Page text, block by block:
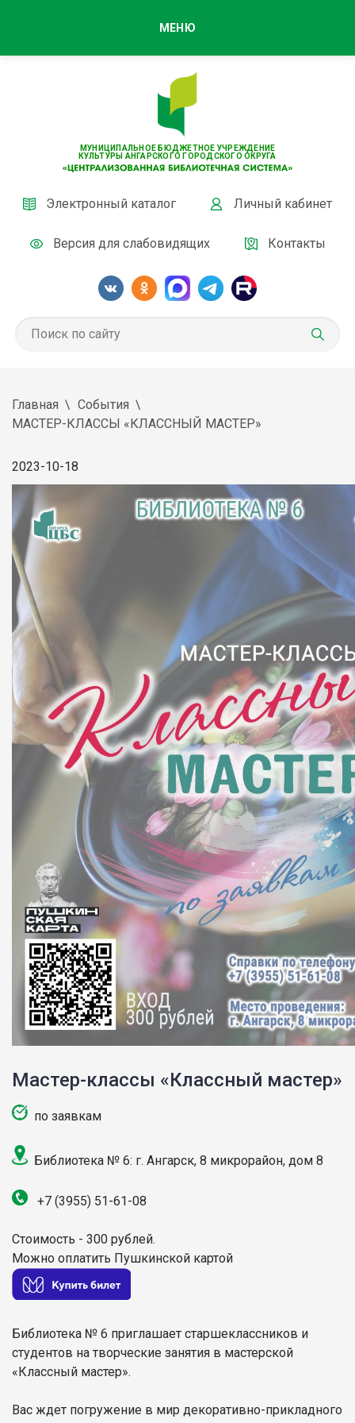
МУНИЦИПАЛЬНОЕ БЮДЖЕТНОЕ УЧРЕЖДЕНИЕ
КУЛЬТУРЫ АНГАРСКОГО ГОРОДСКОГО ОКРУГА
Электронный каталог Личный кабинет
Версия для слабовидящих Контакты
МЕНЮ
Главная
События
МАСТЕР-КЛАССЫ «КЛАССНЫЙ МАСТЕР»
2023-10-18
Мастер-классы «Классный мастер»
по заявкам
Библиотека № 6: г. Ангарск, 8 микрорайон, дом 8
+7 (3955) 51-61-08
Стоимость - 300 рублей.
Можно оплатить Пушкинской картой
Библиотека № 6 приглашает старшеклассников и
студентов на творческие занятия в мастерской
«Классный мастер».
Вас ждет погружение в мир декоративно-прикладного